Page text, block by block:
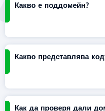
Какво е поддомейн?
Какво представлява
Как да проверя дали